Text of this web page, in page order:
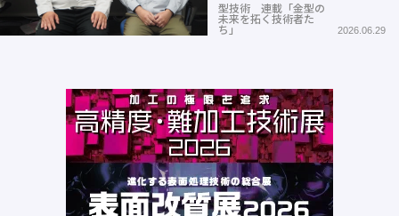
型技術 連載「金型の
未来を拓く技術者た
ち」
2026.06.29